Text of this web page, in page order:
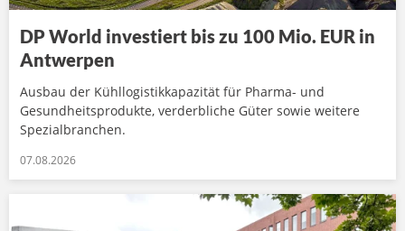
DP World investiert bis zu 100 Mio. EUR in
Antwerpen
Ausbau der Kühllogistikkapazität für Pharma- und
Gesundheitsprodukte, verderbliche Güter sowie weitere
Spezialbranchen.
07.08.2026